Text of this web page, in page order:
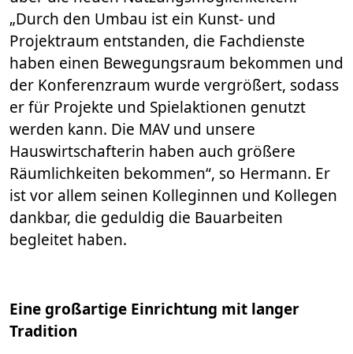
„Durch den Umbau ist ein Kunst- und
Projektraum entstanden, die Fachdienste
haben einen Bewegungsraum bekommen und
der Konferenzraum wurde vergrößert, sodass
er für Projekte und Spielaktionen genutzt
werden kann. Die MAV und unsere
Hauswirtschafterin haben auch größere
Räumlichkeiten bekommen“, so Hermann. Er
ist vor allem seinen Kolleginnen und Kollegen
dankbar, die geduldig die Bauarbeiten
begleitet haben.
Eine großartige Einrichtung mit langer
Tradition